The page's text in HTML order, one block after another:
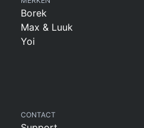
Borek
Max & Luuk
Yoi
CONTACT